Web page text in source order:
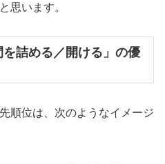
思います。
詰める／開ける」の優
順位は、次のようなイメージ